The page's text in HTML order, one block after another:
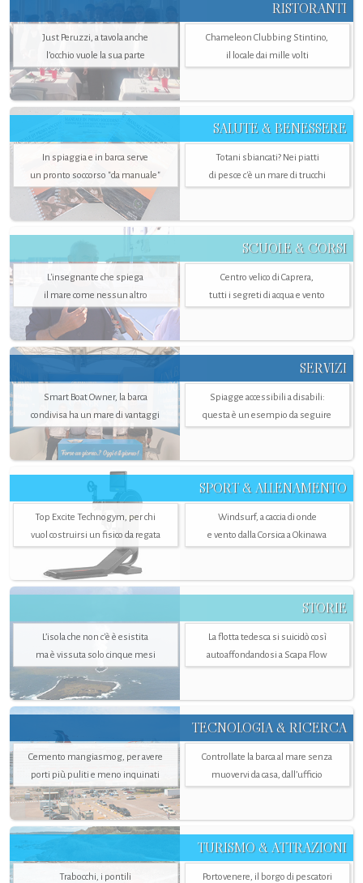
RISTORANTI
Just Peruzzi, a tavola anche
l’occhio vuole la sua parte
Chameleon Clubbing Stintino,
il locale dai mille volti
SALUTE & BENESSERE
In spiaggia e in barca serve
un pronto soccorso "da manuale"
Totani sbiancati? Nei piatti
di pesce c'è un mare di trucchi
SCUOLE & CORSI
L'insegnante che spiega
il mare come nessun altro
Centro velico di Caprera,
tutti i segreti di acqua e vento
SERVIZI
Smart Boat Owner, la barca
condivisa ha un mare di vantaggi
Spiagge accessibili a disabili:
questa è un esempio da seguire
SPORT & ALLENAMENTO
Top Excite Technogym, per chi
vuol costruirsi un fisico da regata
Windsurf, a caccia di onde
e vento dalla Corsica a Okinawa
STORIE
L’isola che non c'è è esistita
ma è vissuta solo cinque mesi
La flotta tedesca si suicidò così
autoaffondandosi a Scapa Flow
TECNOLOGIA & RICERCA
Cemento mangiasmog, per avere
porti più puliti e meno inquinati
Controllate la barca al mare senza
muovervi da casa, dall’ufficio
TURISMO & ATTRAZIONI
Trabocchi, i pontili
Portovenere, il borgo di pescatori